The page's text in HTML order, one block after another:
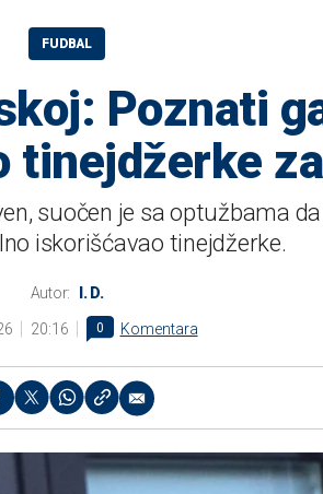
FUDBAL
Poznati
tinejdžerke
suočen je sa optužbama
iskorišćavao tinejdžerke.
Autor: I. D.
20:16 0 Komentara